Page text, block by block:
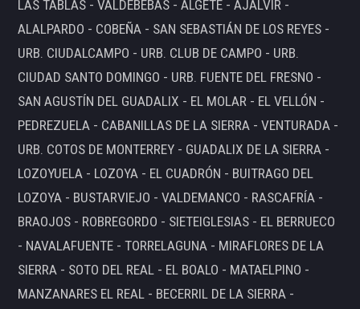
LAS TABLAS - VALDEBEBAS - ALGETE - AJALVIR -
ALALPARDO - COBEÑA - SAN SEBASTIÁN DE LOS REYES -
URB. CIUDALCAMPO - URB. CLUB DE CAMPO - URB.
CIUDAD SANTO DOMINGO - URB. FUENTE DEL FRESNO -
SAN AGUSTÍN DEL GUADALIX - EL MOLAR - EL VELLÓN -
PEDREZUELA - CABANILLAS DE LA SIERRA - VENTURADA -
URB. COTOS DE MONTERREY - GUADALIX DE LA SIERRA -
LOZOYUELA - LOZOYA - EL CUADRÓN - BUITRAGO DEL
LOZOYA - BUSTARVIEJO - VALDEMANCO - RASCAFRÍA -
BRAOJOS - ROBREGORDO - SIETEIGLESIAS - EL BERRUECO
- NAVALAFUENTE - TORRELAGUNA - MIRAFLORES DE LA
SIERRA - SOTO DEL REAL - EL BOALO - MATAELPINO -
MANZANARES EL REAL - BECERRIL DE LA SIERRA -